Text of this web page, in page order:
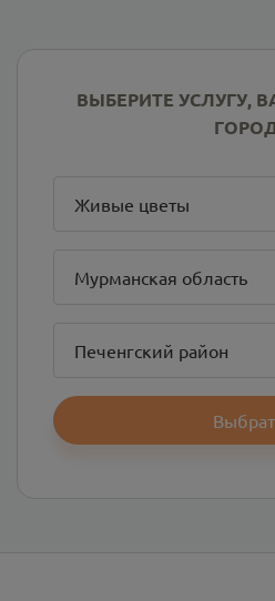
ВЫБЕРИТЕ УСЛУГУ,
Живые цветы
Мурманская область
Печенгский район